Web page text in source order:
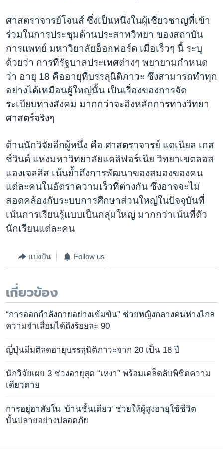
ศาสตราจารย์โจนส์ ซึ่งเป็นหนึ่งในผู้เชี่ยวชาญที่เข้า
ร่วมในการประชุมด้านประสาทวิทยา ของสถาบัน
การแพทย์ มหาวิยาลัยอ็อกฟอร์ด เมื่อเร็วๆ นี้ ระบุ
ด้วยว่า การที่รัฐบาลประเทศต่างๆ พยายามกำหนด
ว่า อายุ 18 คืออายุที่บรรลุนิติภาวะ ซึ่งสามารถทำทุก
อย่างได้เหมือนผู้ใหญ่นั้น เป็นเรื่องของการจัด
ระเบียบทางสังคม มากกว่าจะอิงหลักการทางวิทยา
ศาสตร์จริงๆ
ด้านนักวิจัยอีกผู้หนึ่ง คือ ศาสตราจารย์ แดเนียล เกส
ช์วินด์ แห่งมหาวิทยาลัยแคลิฟอร์เนีย วิทยาเขตลอส
แองเจลลิส เน้นย้ำถึงการพัฒนาของสมองของคน
แต่ละคนในอัตราความเร็วที่ต่างกัน ซึ่งอาจจะไม่
สอดคล้องกับระบบการศึกษาส่วนใหญ่ในปัจจุบันที่
เน้นการเรียนรู้แบบเป็นกลุ่มใหญ่ มากกว่าเน้นที่ตัว
นักเรียนแต่ละคน
แบ่งปัน Follow us
เกี่ยวข้อง
“การออกกำลังกายอย่างเข้มข้น” ช่วยหญิงกลางคนห่างไกล
ความจำเสื่อมได้ถึงร้อยละ 90
ญี่ปุ่นมีมติลดอายุบรรลุนิติภาวะจาก 20 เป็น 18 ปี
นักวิจัยเผย 3 ช่วงอายุสุด “เหงา” พร้อมเคล็ดลับพิชิตความ
เดียวดาย
การอยู่อาศัยใน 'บ้านชั้นเดียว' ช่วยให้ผู้สูงอายุใช้ชีวิต
บั้นปลายอย่างปลอดภัย